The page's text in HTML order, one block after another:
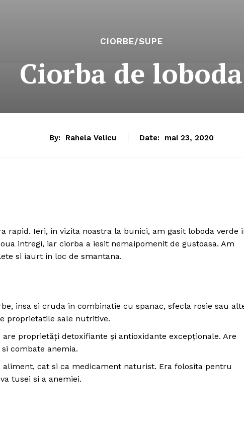
CIORBE/SUPE
Ciorba de loboda
By: Rahela Velicu Date: mai 23, 2020
rapid. Ieri, in vizita noastra la bunici, am gasit loboda verde
intregi, iar ciorba a iesit nemaipomenit de gustoasa. Am
si iaurt in loc de smantana.
insa si cruda in combinatie cu spanac, sfecla rosie sau
proprietatile sale nutritive.
proprietăţi detoxifiante şi antioxidante excepţionale. Are
combate anemia.
cat si ca medicament naturist. Era folosita pentru
tusei si a anemiei.